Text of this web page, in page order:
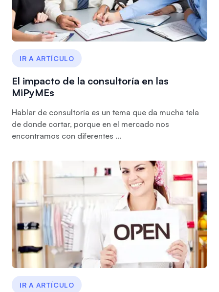
IR A ARTÍCULO
El impacto de la consultoría en las
MiPyMEs
Hablar de consultoría es un tema que da mucha tela
de donde cortar, porque en el mercado nos
encontramos con diferentes ...
IR A ARTÍCULO